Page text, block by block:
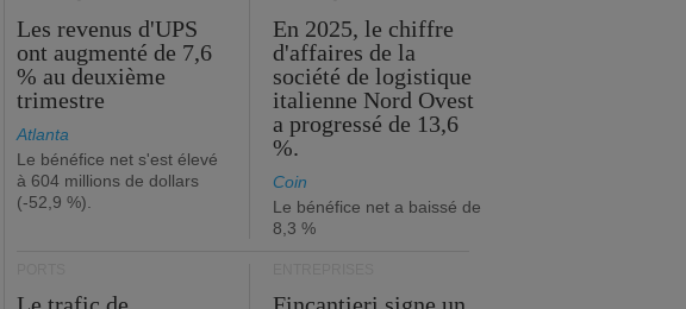
Les revenus d'UPS
ont augmenté de 7,6
% au deuxième
trimestre
Atlanta
Le bénéfice net s'est élevé
à 604 millions de dollars
(-52,9 %).
En 2025, le chiffre
d'affaires de la
société de logistique
italienne Nord Ovest
a progressé de 13,6
%.
Coin
Le bénéfice net a baissé de
8,3 %